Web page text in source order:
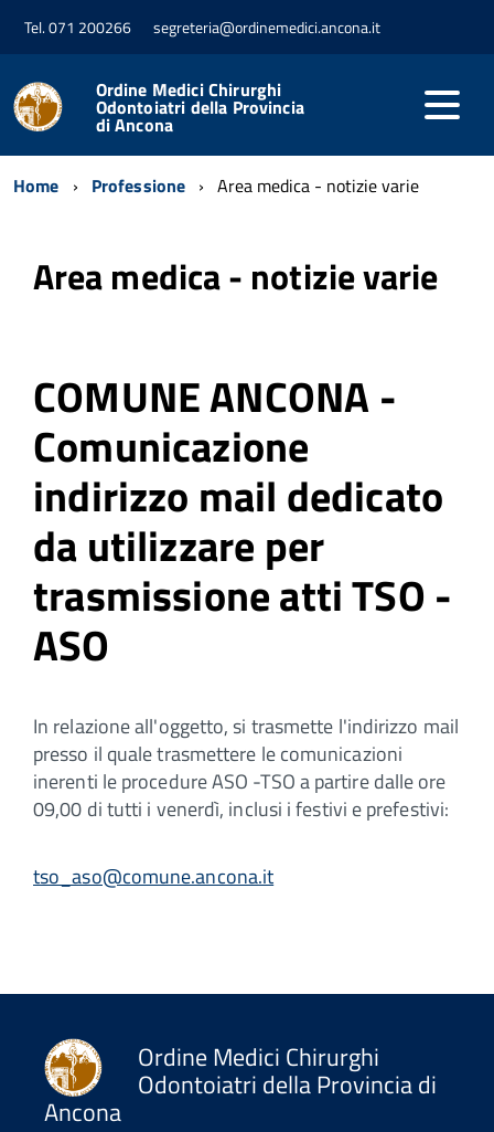
Tel. 071 200266 segreteria@ordinemedici.ancona.it
Ordine Medici Chirurghi
Odontoiatri della Provincia
di Ancona
Home Professione Area medica - notizie varie
Area medica - notizie varie
COMUNE ANCONA -
Comunicazione
indirizzo mail dedicato
da utilizzare per
trasmissione atti TSO -
ASO
In relazione all'oggetto, si trasmette l'indirizzo mail
presso il quale trasmettere le comunicazioni
inerenti le procedure ASO -TSO a partire dalle ore
09,00 di tutti i venerdì, inclusi i festivi e prefestivi:
tso_aso@comune.ancona.it
Ordine Medici Chirurghi
Odontoiatri della Provincia di
Ancona